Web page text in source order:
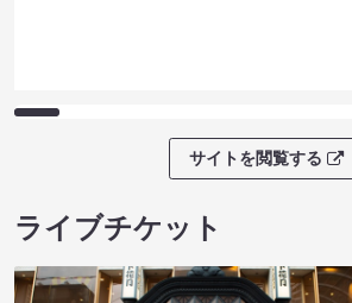
サイトを閲覧する
ライブチケット